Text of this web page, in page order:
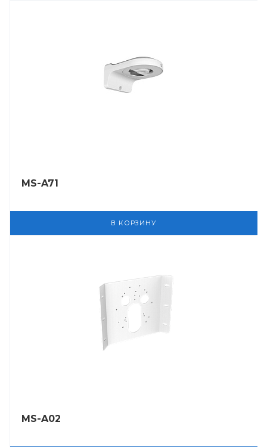
MS-A71
В КОРЗИНУ
MS-A02